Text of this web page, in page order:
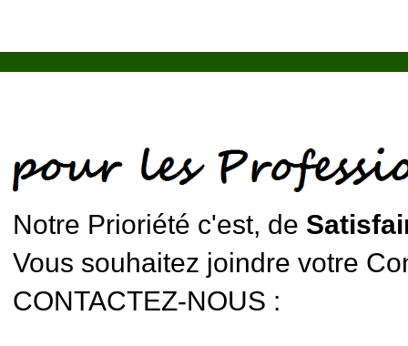
Notre Prioriété c'est, de
Vous souhaitez joindre votre
CONTACTEZ-NOUS :